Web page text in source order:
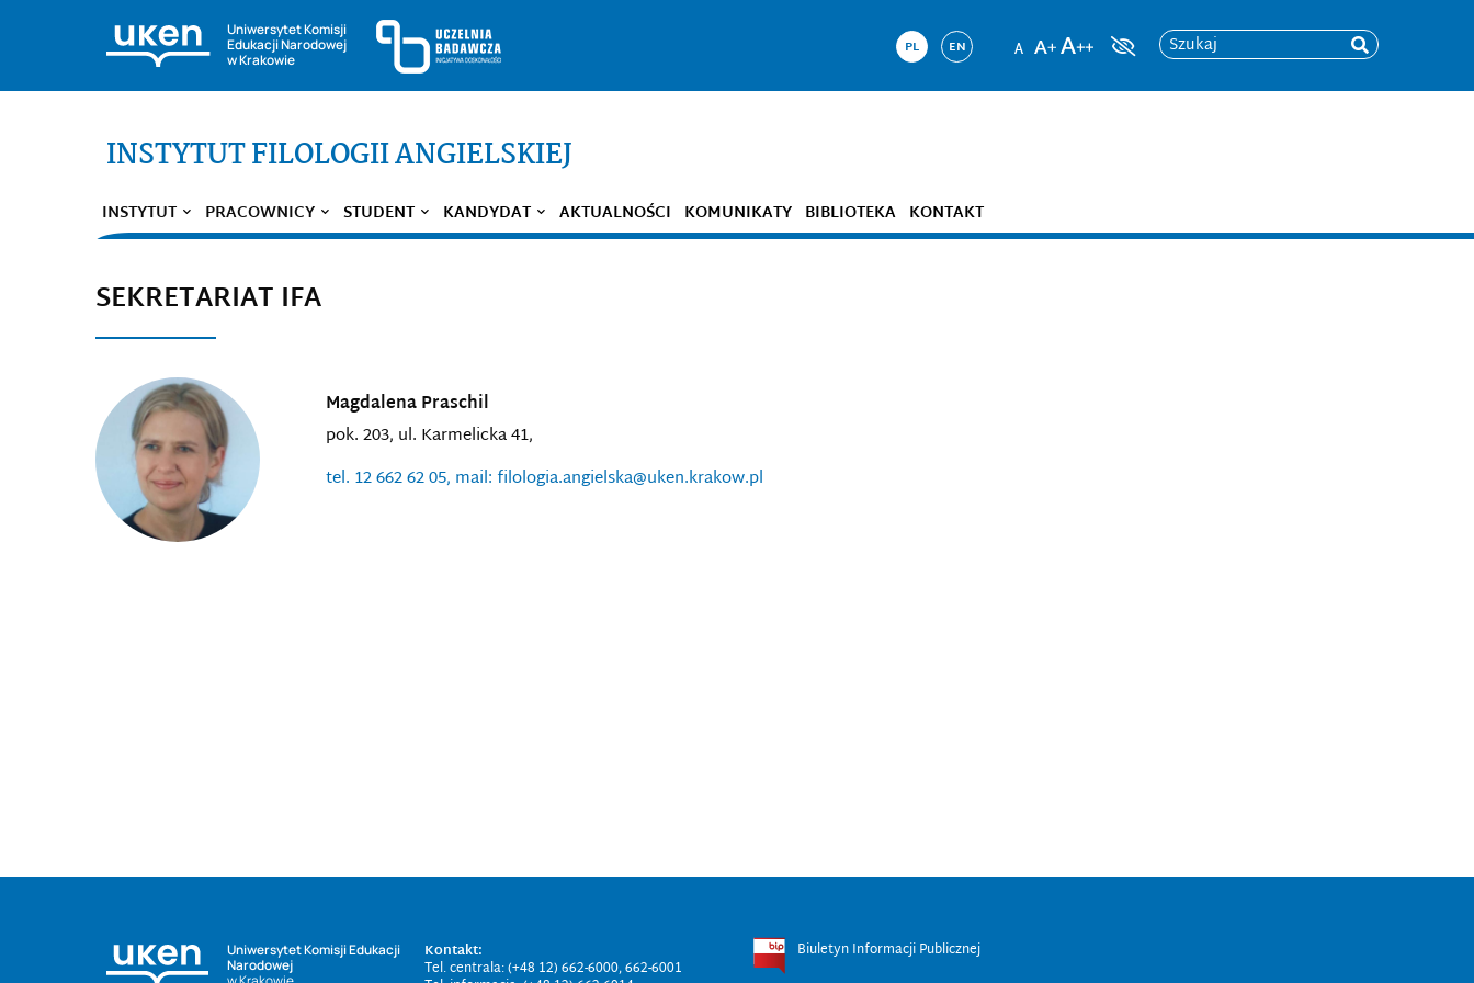
Uniwersytet Komisji
Edukacji Narodowej
w Krakowie
PL EN Szukaj
INSTYTUT FILOLOGII ANGIELSKIEJ
INSTYTUT PRACOWNICY STUDENT KANDYDAT AKTUALNOŚCI KOMUNIKATY BIBLIOTEKA KONTAKT
SEKRETARIAT IFA
Magdalena Praschil
pok. 203, ul. Karmelicka 41,
tel. 12 662 62 05, mail: filologia.angielska@uken.krakow.pl
Uniwersytet Komisji Edukacji
Narodowej
Kontakt:
Tel. centrala: (+48 12) 662-6000, 662-6001
Biuletyn Informacji Publicznej